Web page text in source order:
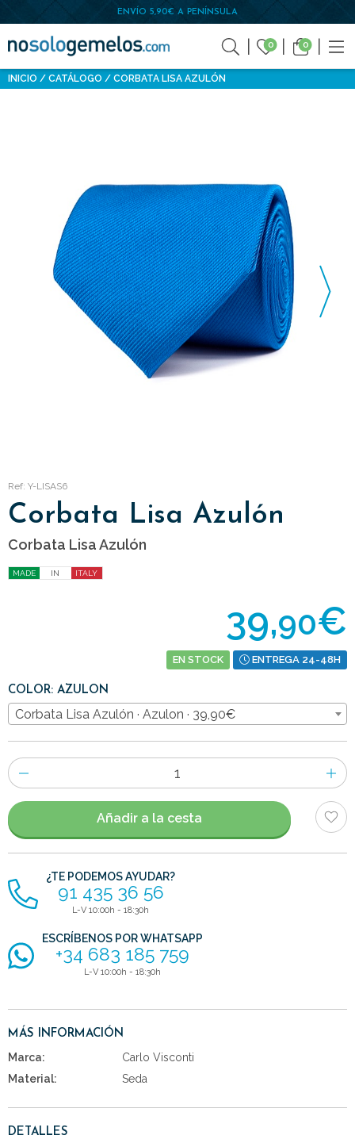
ENVÍO 5,90€ A PENÍNSULA
0 0
INICIO CATÁLOGO CORBATA LISA AZULÓN
Ref: Y-LISAS6
Corbata Lisa Azulón
Corbata Lisa Azulón
MADE IN ITALY
39,90€
EN STOCK ENTREGA 24-48H
COLOR: AZULON
Corbata Lisa Azulón · Azulon · 39,90€
Número
de
artículos
Añadir a la cesta
¿TE PODEMOS AYUDAR?
91 435 36 56
L-V 10:00h - 18:30h
ESCRÍBENOS POR WHATSAPP
+34 683 185 759
L-V 10:00h - 18:30h
MÁS INFORMACIÓN
Marca:
Carlo Visconti
Material:
Seda
DETALLES